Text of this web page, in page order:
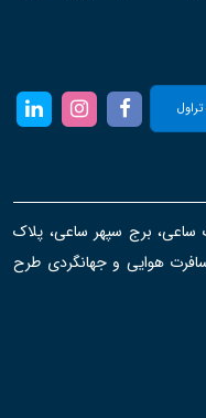
تراول
ساعی، برج سپهر ساعی، پلاک
خدمات مسافرت هوایی و جهانگردی طرح